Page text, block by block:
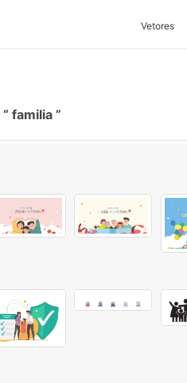
Vetores
familia